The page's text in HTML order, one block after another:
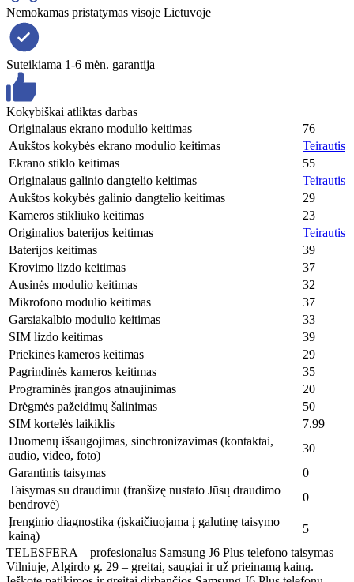
Nemokamas pristatymas visoje Lietuvoje
Suteikiama 1-6 mėn. garantija
Kokybiškai atliktas darbas
Originalaus ekrano modulio keitimas
76
Aukštos kokybės ekrano modulio keitimas
Teirautis
Ekrano stiklo keitimas
55
Originalaus galinio dangtelio keitimas
Teirautis
Aukštos kokybės galinio dangtelio keitimas
29
Kameros stikliuko keitimas
23
Originalios baterijos keitimas
Teirautis
Baterijos keitimas
39
Krovimo lizdo keitimas
37
Ausinės modulio keitimas
32
Mikrofono modulio keitimas
37
Garsiakalbio modulio keitimas
33
SIM lizdo keitimas
39
Priekinės kameros keitimas
29
Pagrindinės kameros keitimas
35
Programinės įrangos atnaujinimas
20
Drėgmės pažeidimų šalinimas
50
SIM kortelės laikiklis
7.99
Duomenų išsaugojimas, sinchronizavimas (kontaktai,
audio, video, foto)
30
Garantinis taisymas
0
Taisymas su draudimu (franšizę nustato Jūsų draudimo
bendrovė)
0
Įrenginio diagnostika (įskaičiuojama į galutinę taisymo
kainą)
5
TELESFERA – profesionalus Samsung J6 Plus telefono taisymas
Vilniuje, Algirdo g. 29 – greitai, saugiai ir už prieinamą kainą.